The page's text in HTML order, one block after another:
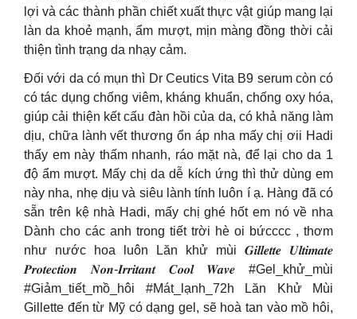
lợi và các thành phần chiết xuất thực vật giúp mang lại
làn da khoẻ mạnh, ẩm mượt, mịn màng đồng thời cải
thiện tình trạng da nhạy cảm.
Đối với da có mụn thì Dr Ceutics Vita B9 serum còn có
có tác dụng chống viêm, kháng khuẩn, chống oxy hóa,
giúp cải thiện kết cấu đàn hồi của da, có khả năng làm
dịu, chữa lành vết thương ổn áp nha mấy chị ơii Hadi
thấy em này thấm nhanh, ráo mặt nà, để lại cho da 1
độ ẩm mượt. Mấy chị da dễ kích ứng thì thử dùng em
này nha, nhẹ dịu và siêu lành tính luôn í ạ. Hàng đã có
sẵn trên kệ nhà Hadi, mấy chị ghé hốt em nó về nha
Dành cho các anh trong tiết trời hè oi bứcccc , thơm
như nước hoa luôn Lăn khử mùi 𝑮𝒊𝒍𝒍𝒆𝒕𝒕𝒆 𝑼𝒍𝒕𝒊𝒎𝒂𝒕𝒆
𝑷𝒓𝒐𝒕𝒆𝒄𝒕𝒊𝒐𝒏 𝑵𝒐𝒏-𝑰𝒓𝒓𝒊𝒕𝒂𝒏𝒕 𝑪𝒐𝒐𝒍 𝑾𝒂𝒗𝒆 #Gel_khử_mùi
#Giảm_tiết_mồ_hôi #Mát_lạnh_72h Lăn Khử Mùi
Gillette đến từ Mỹ có dạng gel, sẽ hoà tan vào mồ hôi,